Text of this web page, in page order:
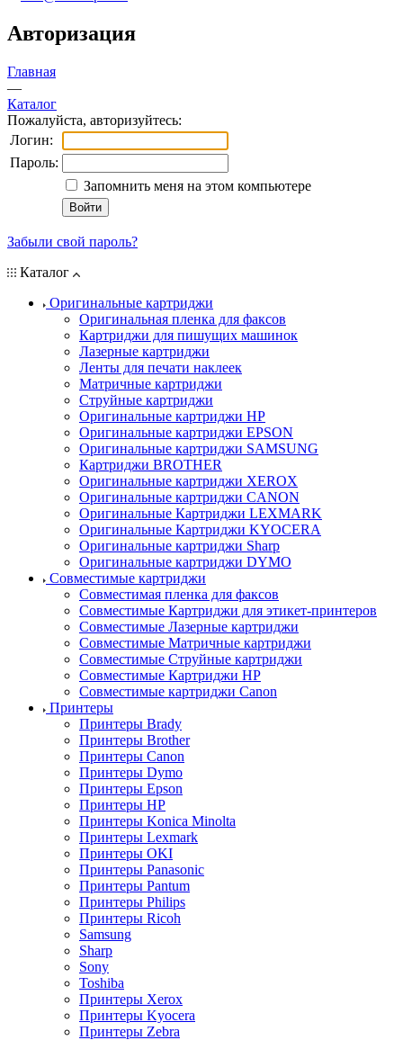
Авторизация
Главная
—
Каталог
Пожалуйста, авторизуйтесь:
Логин:
Пароль:
Запомнить меня на этом компьютере
Забыли свой пароль?
Каталог
Оригинальные картриджи
Оригинальная пленка для факсов
Картриджи для пишущих машинок
Лазерные картриджи
Ленты для печати наклеек
Матричные картриджи
Струйные картриджи
Оригинальные картриджи HP
Оригинальные картриджи EPSON
Оригинальные картриджи SAMSUNG
Картриджи BROTHER
Оригинальные картриджи XEROX
Оригинальные картриджи CANON
Оригинальные Картриджи LEXMARK
Оригинальные Картриджи KYOCERA
Оригинальные картриджи Sharp
Оригинальные картриджи DYMO
Совместимые картриджи
Совместимая пленка для факсов
Совместимые Картриджи для этикет-принтеров
Совместимые Лазерные картриджи
Совместимые Матричные картриджи
Совместимые Струйные картриджи
Совместимые Картриджи HP
Совместимые картриджи Canon
Принтеры
Принтеры Brady
Принтеры Brother
Принтеры Canon
Принтеры Dymo
Принтеры Epson
Принтеры HP
Принтеры Konica Minolta
Принтеры Lexmark
Принтеры OKI
Принтеры Panasonic
Принтеры Pantum
Принтеры Philips
Принтеры Ricoh
Samsung
Sharp
Sony
Toshiba
Принтеры Xerox
Принтеры Kyocera
Принтеры Zebra